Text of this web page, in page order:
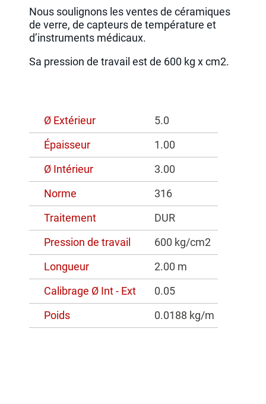
Nous soulignons les ventes de céramiques
de verre, de capteurs de température et
d’instruments médicaux.
Sa pression de travail est de 600 kg x cm2.
Ø Extérieur
5.0
Épaisseur
1.00
Ø Intérieur
3.00
Norme
316
Traitement
DUR
Pression de travail
600 kg/cm2
Longueur
2.00 m
Calibrage Ø Int - Ext
0.05
Poids
0.0188 kg/m